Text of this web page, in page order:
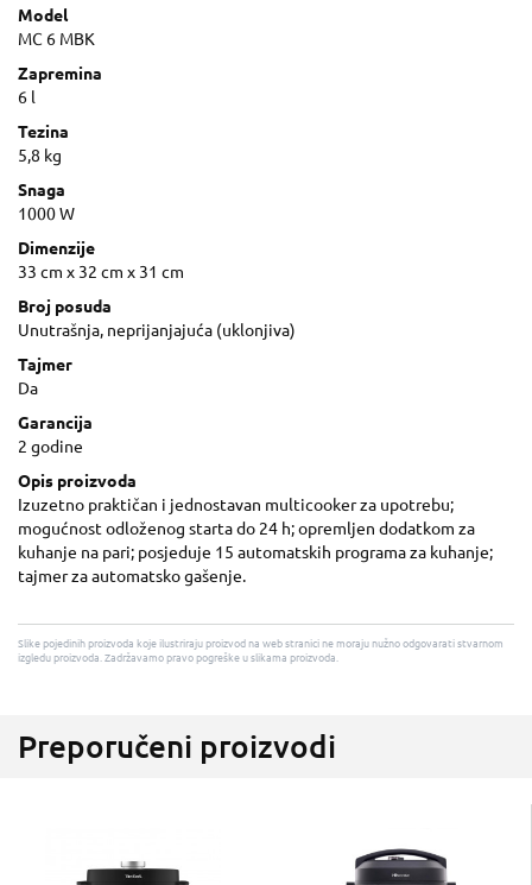
Model
MC 6 MBK
Zapremina
6 l
Tezina
5,8 kg
Snaga
1000 W
Dimenzije
33 cm x 32 cm x 31 cm
Broj posuda
Unutrašnja, neprijanjajuća (uklonjiva)
Tajmer
Da
Garancija
2 godine
Opis proizvoda
Izuzetno praktičan i jednostavan multicooker za upotrebu;
mogućnost odloženog starta do 24 h; opremljen dodatkom za
kuhanje na pari; posjeduje 15 automatskih programa za kuhanje;
tajmer za automatsko gašenje.
Slike pojedinih proizvoda koje ilustriraju proizvod na web stranici ne moraju nužno odgovarati stvarnom
izgledu proizvoda. Zadržavamo pravo pogreške u slikama proizvoda.
Preporučeni proizvodi